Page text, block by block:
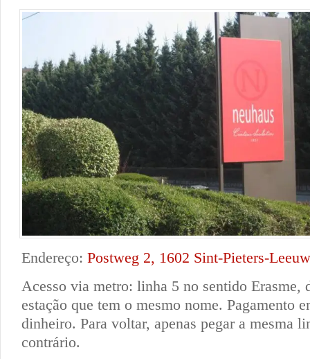
Endereço: Postweg 2, 1602 Sint-Pieters-
Acesso via metro: linha 5 no sentido Erasme,
estação que tem o mesmo nome. Pagamento
dinheiro. Para voltar, apenas pegar a mesma
contrário.